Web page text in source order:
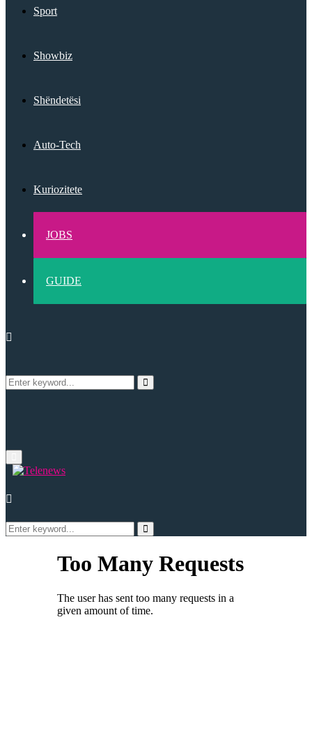
Sport
Showbiz
Shëndetësi
Auto-Tech
Kuriozitete
JOBS
GUIDE
Search
Search
Menu
Search
for:
Search